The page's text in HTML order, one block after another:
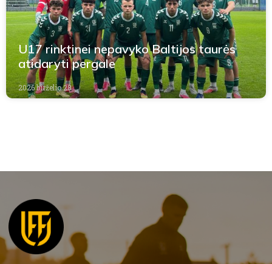
U17 rinktinei nepavyko Baltijos taurės
atidaryti pergale
2026 birželio 28